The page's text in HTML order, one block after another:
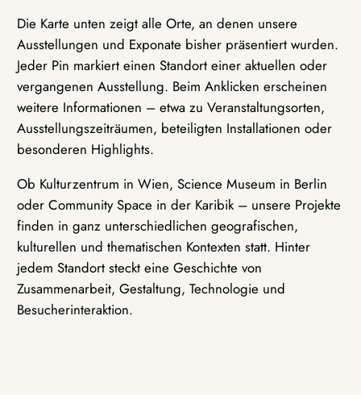
Die Karte unten zeigt alle Orte, an denen unsere
Ausstellungen und Exponate bisher präsentiert wurden.
Jeder Pin markiert einen Standort einer aktuellen oder
vergangenen Ausstellung. Beim Anklicken erscheinen
weitere Informationen – etwa zu Veranstaltungsorten,
Ausstellungszeiträumen, beteiligten Installationen oder
besonderen Highlights.
Ob Kulturzentrum in Wien, Science Museum in Berlin
oder Community Space in der Karibik – unsere Projekte
finden in ganz unterschiedlichen geografischen,
kulturellen und thematischen Kontexten statt. Hinter
jedem Standort steckt eine Geschichte von
Zusammenarbeit, Gestaltung, Technologie und
Besucherinteraktion.